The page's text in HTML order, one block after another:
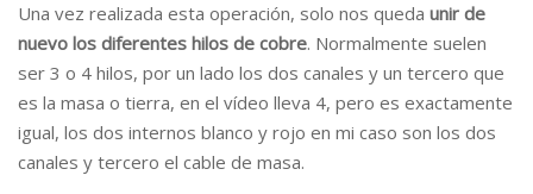
Una vez realizada esta operación, solo nos queda unir de
nuevo los diferentes hilos de cobre. Normalmente suelen
ser 3 o 4 hilos, por un lado los dos canales y un tercero que
es la masa o tierra, en el vídeo lleva 4, pero es exactamente
igual, los dos internos blanco y rojo en mi caso son los dos
canales y tercero el cable de masa.